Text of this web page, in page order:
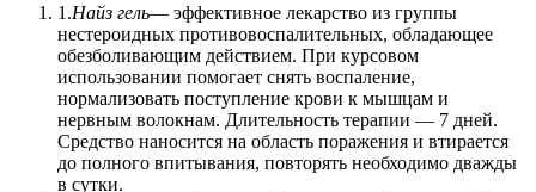
1.Найз гель— эффективное лекарство из группы
нестероидных противовоспалительных, обладающее
обезболивающим действием. При курсовом
использовании помогает снять воспаление,
нормализовать поступление крови к мышцам и
нервным волокнам. Длительность терапии — 7 дней.
Средство наносится на область поражения и втирается
до полного впитывания, повторять необходимо дважды
в сутки.